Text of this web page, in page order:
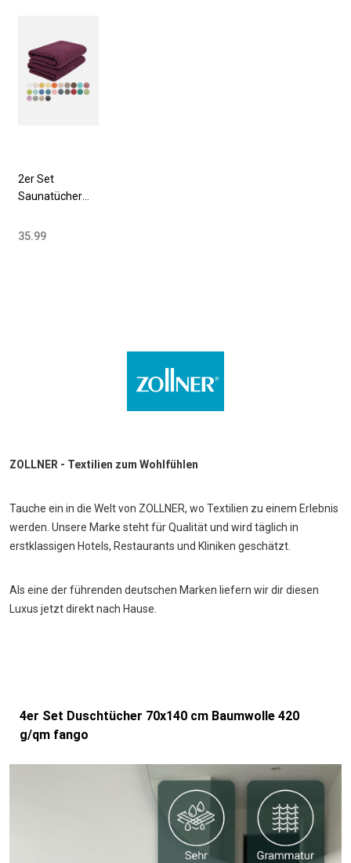
2er Set
Saunatücher
Baumwolle 420
35.99
ZOLLNER - Textilien zum Wohlfühlen
Tauche ein in die Welt von ZOLLNER, wo Textilien zu einem Erlebnis
werden. Unsere Marke steht für Qualität und wird täglich in
erstklassigen Hotels, Restaurants und Kliniken geschätzt.
Als eine der führenden deutschen Marken liefern wir dir diesen
Luxus jetzt direkt nach Hause.
4er Set Duschtücher 70x140 cm Baumwolle 420
g/qm fango